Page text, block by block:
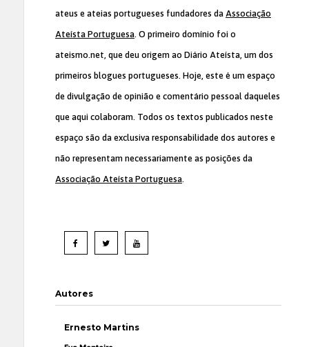
ateus e ateias portugueses fundadores da Associação
Ateísta Portuguesa. O primeiro domínio foi o
ateismo.net, que deu origem ao Diário Ateísta, um dos
primeiros blogues portugueses. Hoje, este é um espaço
de divulgação de opinião e comentário pessoal daqueles
que aqui colaboram. Todos os textos publicados neste
espaço são da exclusiva responsabilidade dos autores e
não representam necessariamente as posições da
Associação Ateísta Portuguesa.
Autores
Ernesto Martins